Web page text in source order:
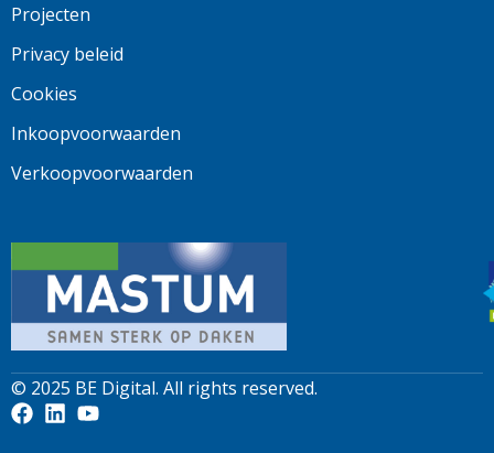
Projecten
Privacy beleid
Cookies
Inkoopvoorwaarden
Verkoopvoorwaarden
© 2025 BE Digital. All rights reserved.